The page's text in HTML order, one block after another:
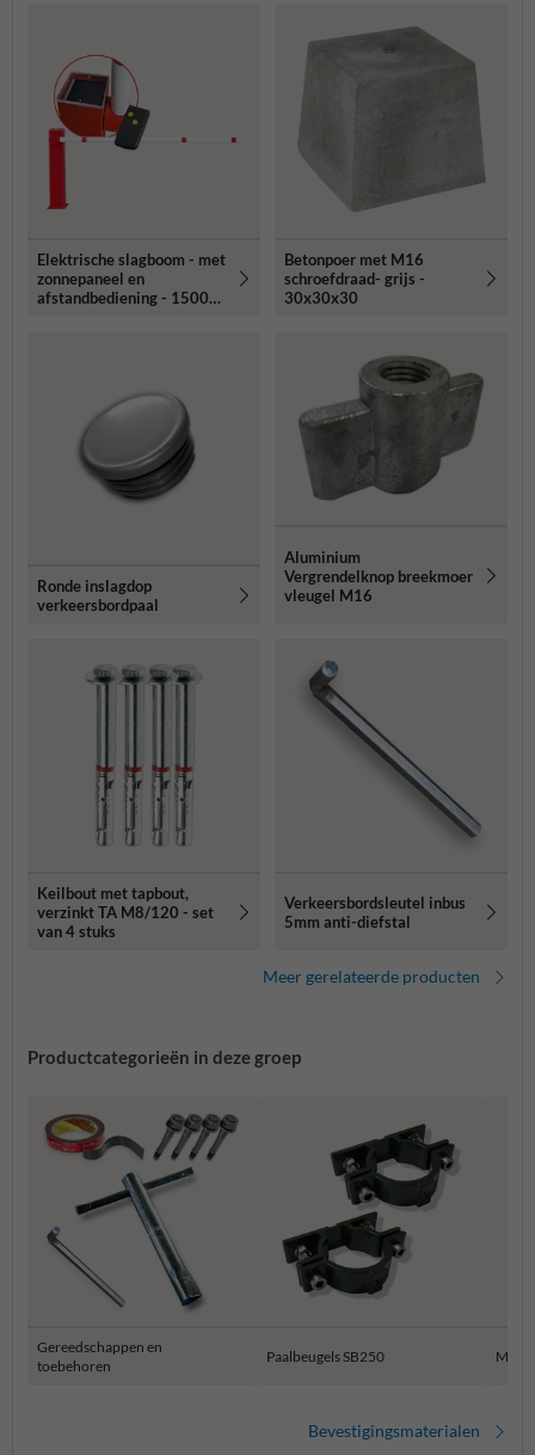
Elektrische slagboom - met
zonnepaneel en
afstandbediening - 1500-
Betonpoer met M16
schroefdraad- grijs -
30x30x30
Ronde inslagdop
verkeersbordpaal
Aluminium
Vergrendelknop breekmoer
vleugel M16
Keilbout met tapbout,
verzinkt TA M8/120 - set
van 4 stuks
Verkeersbordsleutel inbus
5mm anti-diefstal
Meer gerelateerde producten
Productcategorieën in deze groep
Gereedschappen en
toebehoren
Paalbeugels SB250 Muur
Bevestigingsmaterialen